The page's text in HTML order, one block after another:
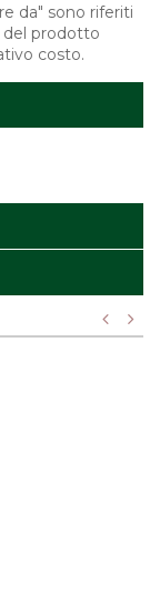
da" sono riferiti
del prodotto
costo.